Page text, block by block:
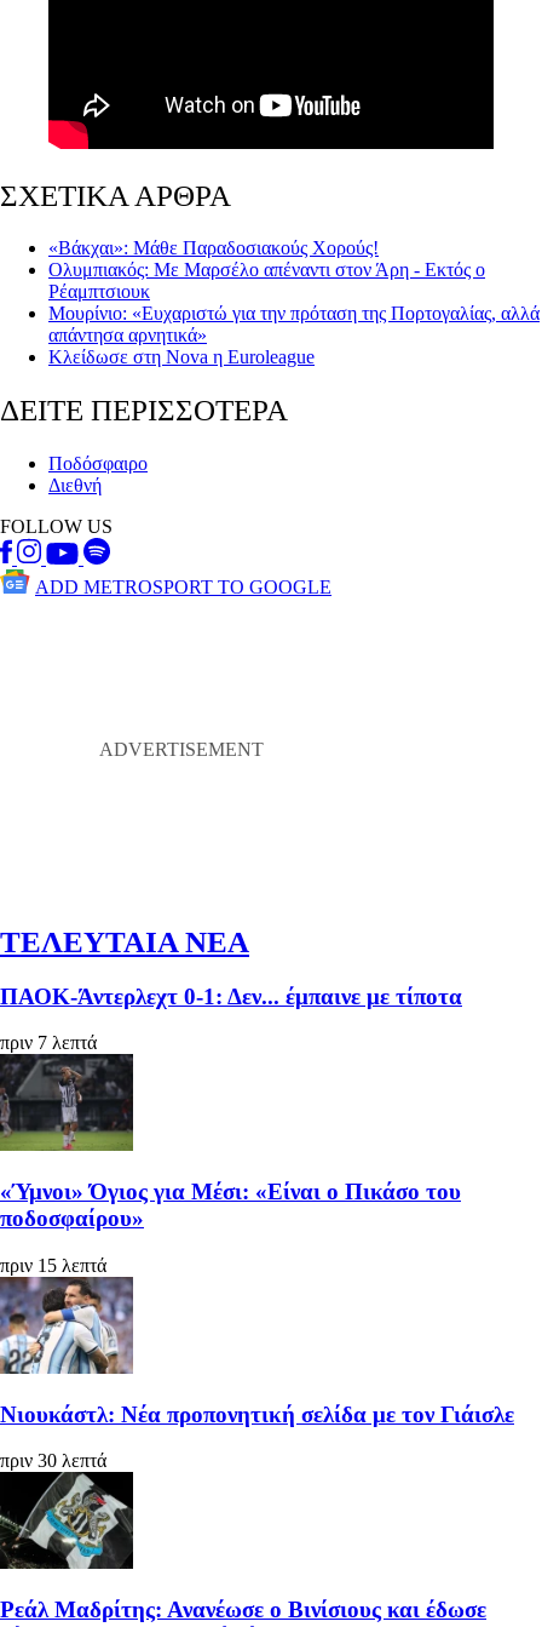
ΣΧΕΤΙΚΑ ΑΡΘΡΑ
«Βάκχαι»: Μάθε Παραδοσιακούς Χορούς!
Ολυμπιακός: Με Μαρσέλο απέναντι στον Άρη - Εκτός ο
Ρέαμπτσιουκ
Μουρίνιο: «Ευχαριστώ για την πρόταση της Πορτογαλίας, αλλά
απάντησα αρνητικά»
Κλείδωσε στη Νοva η Euroleague
ΔΕΙΤΕ ΠΕΡΙΣΣΟΤΕΡΑ
Ποδόσφαιρο
Διεθνή
FOLLOW US
ADD METROSPORT TO GOOGLE
ΤΕΛΕΥΤΑΙΑ ΝΕΑ
ΠΑΟΚ-Άντερλεχτ 0-1: Δεν... έμπαινε με τίποτα
πριν 7 λεπτά
«Ύμνοι» Όγιος για Μέσι: «Είναι ο Πικάσο του
ποδοσφαίρου»
πριν 15 λεπτά
Νιουκάστλ: Νέα προπονητική σελίδα με τον Γιάισλε
πριν 30 λεπτά
Ρεάλ Μαδρίτης: Ανανέωσε ο Βινίσιους και έδωσε